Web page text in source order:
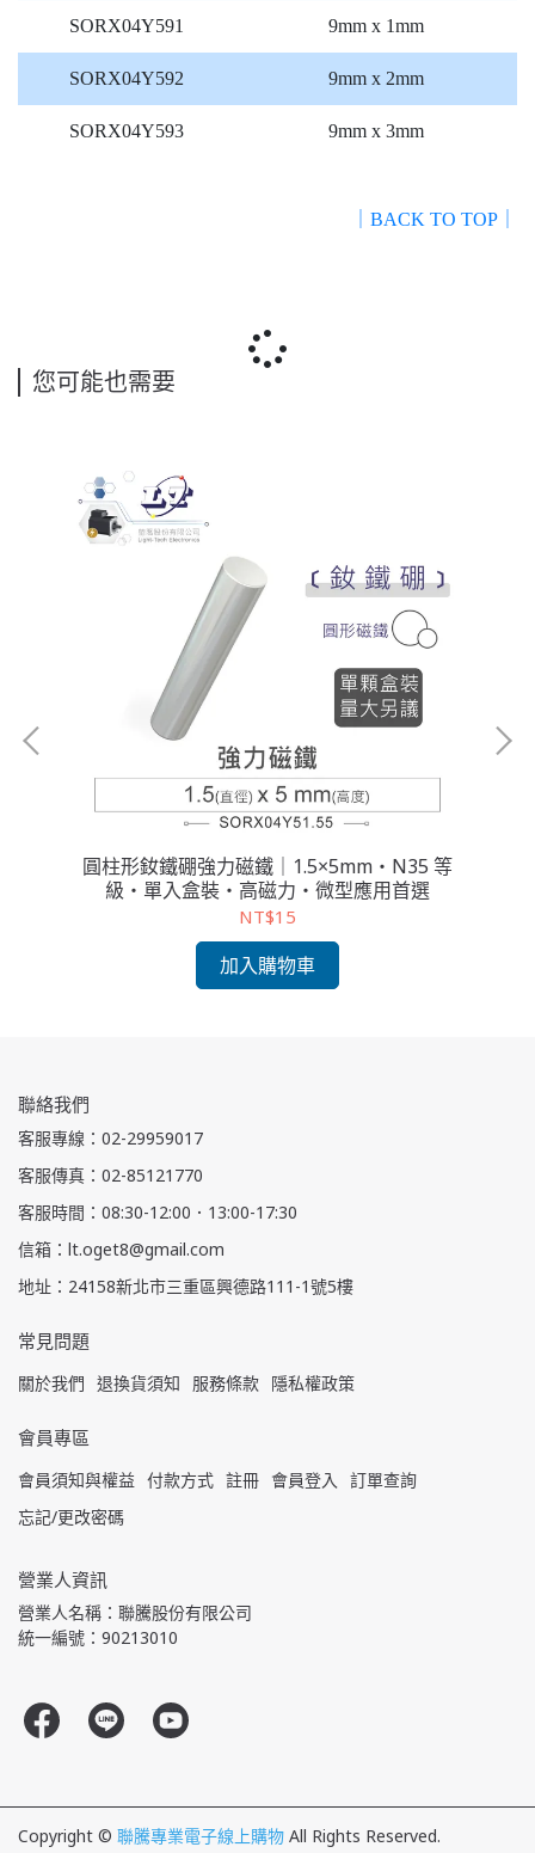
SORX04Y591 9mm x 1mm
SORX04Y592 9mm x 2mm
SORX04Y593 9mm x 3mm
｜BACK TO TOP｜
您可能也需要
圓柱形釹鐵硼強力磁鐵｜1.5×5mm・N35 等
級・單入盒裝・高磁力・微型應用首選
NT$15
加入購物車
聯絡我們
客服專線：02-29959017
客服傳真：02-85121770
客服時間：08:30-12:00．13:00-17:30
信箱：lt.oget8@gmail.com
地址：24158新北市三重區興德路111-1號5樓
常見問題
關於我們 退換貨須知 服務條款 隱私權政策
會員專區
會員須知與權益 付款方式 註冊 會員登入
訂單查詢
忘記/更改密碼
營業人資訊
營業人名稱：聯騰股份有限公司
統一編號：90213010
Copyright © 聯騰專業電子線上購物 All Rights Reserved.